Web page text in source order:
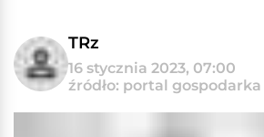
TRz
16 stycznia 2023, 07:00
źródło: portal